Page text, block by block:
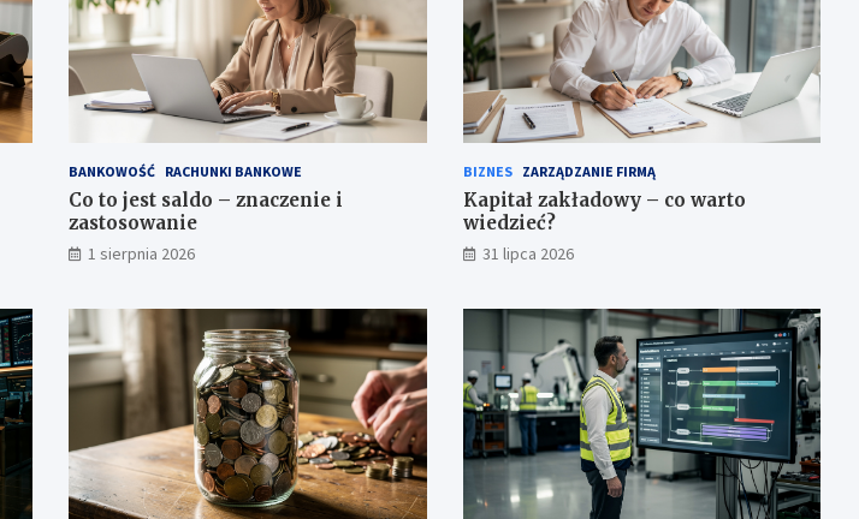
BANKOWOŚĆ RACHUNKI BANKOWE
Co to jest saldo – znaczenie i
zastosowanie
1 sierpnia 2026
BIZNES ZARZĄDZANIE FIRMĄ
Kapitał zakładowy – co warto
wiedzieć?
31 lipca 2026